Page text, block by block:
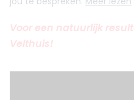
Voor een natuurlijk
Velthuis!